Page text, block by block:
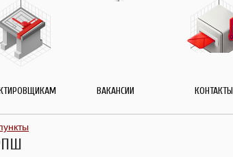
ВАКАНСИИ КОНТАКТЫ